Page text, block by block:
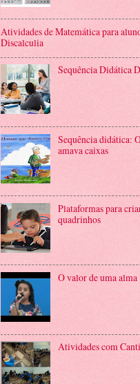
Atividades de Matemática para
Discalculia
Sequência Didática
Sequência didática:
amava caixas
Plataformas para
quadrinhos
O valor de uma alma
Atividades com